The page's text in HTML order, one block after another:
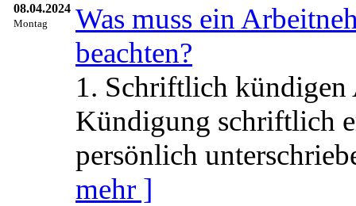
08.04.2024
Montag
Was muss ein
beachten?
1. Schriftlich kündigen
Kündigung schriftlich
persönlich
mehr ]